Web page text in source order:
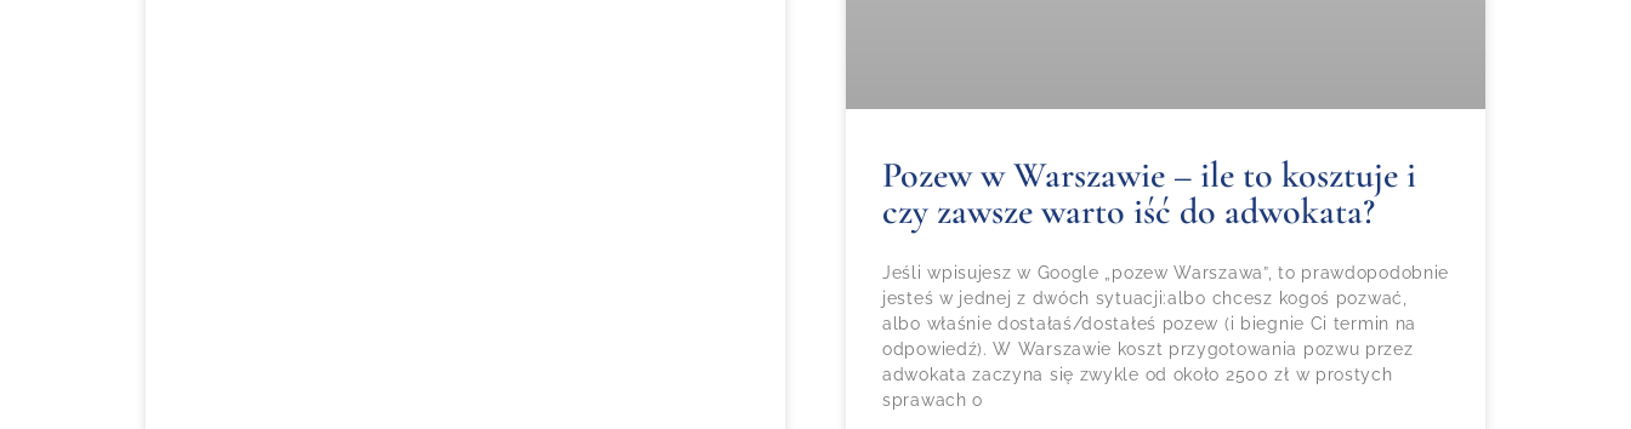
Pozew w Warszawie – ile to kosztuje i
czy zawsze warto iść do adwokata?
Jeśli wpisujesz w Google „pozew Warszawa”, to prawdopodobnie
jesteś w jednej z dwóch sytuacji:albo chcesz kogoś pozwać,
albo właśnie dostałaś/dostałeś pozew (i biegnie Ci termin na
odpowiedź). W Warszawie koszt przygotowania pozwu przez
adwokata zaczyna się zwykle od około 2500 zł w prostych
sprawach o